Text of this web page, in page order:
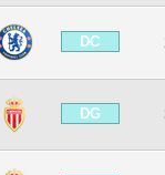
DC
DG